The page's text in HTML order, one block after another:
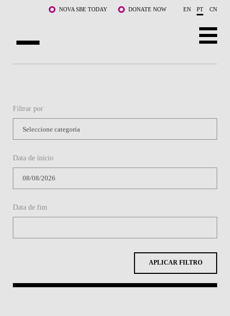
Saltar para o conteúdo principalNOVA SBE TODAY DONATE NOW EN PT CN
DOCENTES E INVESTIGAÇÃO
COMUNIDADE
WHAT'S HAPPENING
Filtrar por
Data de ínicio
Data de fim
APLICAR FILTRO